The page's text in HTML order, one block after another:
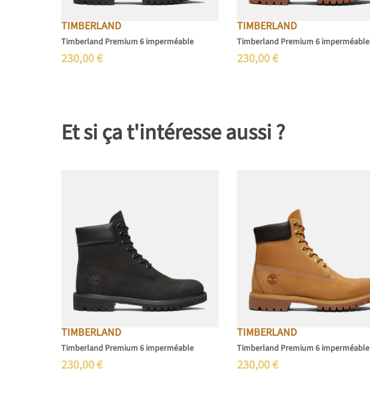
TIMBERLAND
Timberland Premium 6 imperméable
230,00€
TIMBERLAND
Timberland Premium 6 imperméable
230,00€
Et si ça t'intéresse aussi ?
TIMBERLAND
Timberland Premium 6 imperméable
230,00€
TIMBERLAND
Timberland Premium 6 imperméable
230,00€